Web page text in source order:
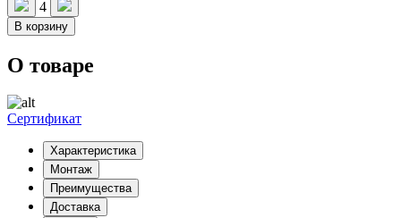
4
В корзину
О товаре
Сертификат
Характеристика
Монтаж
Преимущества
Доставка